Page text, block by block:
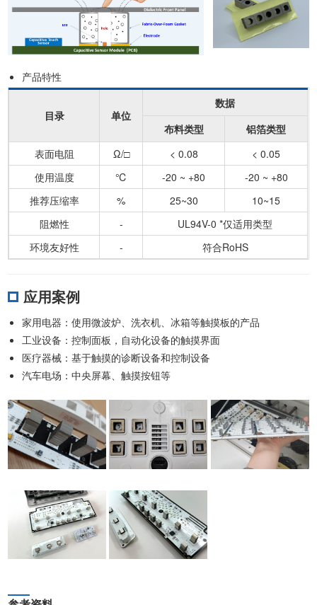
产品特性
目录 单位
数据
布料类型
铝箔类型
表面电阻
Ω/□ < 0.08
< 0.05
使用温度
℃ -20 ~ +80
-20 ~ +80
推荐压缩率
% 25~30
10~15
阻燃性
-
UL94V-0 *仅适用类型
环境友好性
- 符合RoHS
应用案例
家用电器：使用微波炉、洗衣机、冰箱等触摸板的产品
工业设备：控制面板，自动化设备的触摸界面
医疗器械：基于触摸的诊断设备和控制设备
汽车电场：中央屏幕、触摸按钮等